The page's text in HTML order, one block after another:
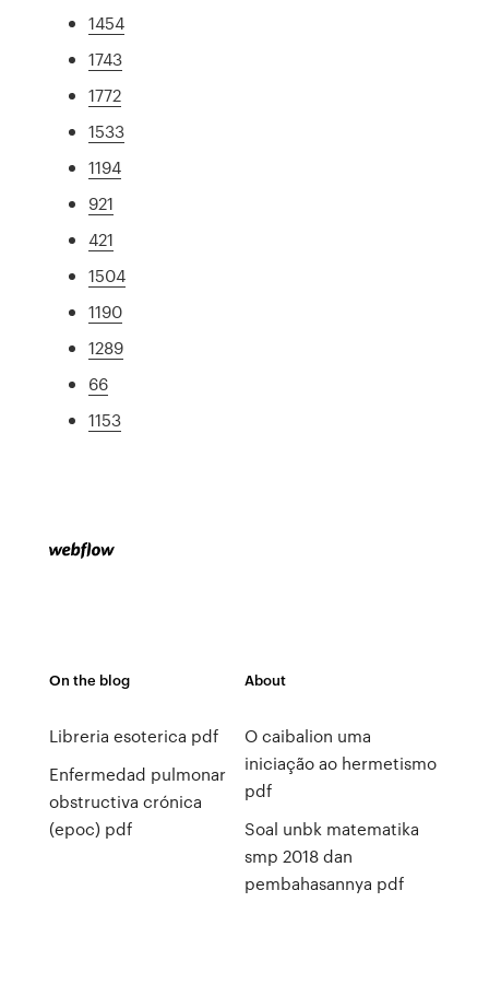
1454
1743
1772
1533
1194
921
421
1504
1190
1289
66
1153
On the blog
Libreria esoterica pdf
Enfermedad pulmonar
obstructiva crónica
(epoc) pdf
About
O caibalion uma
iniciação ao hermetismo
pdf
Soal unbk matematika
smp 2018 dan
pembahasannya pdf